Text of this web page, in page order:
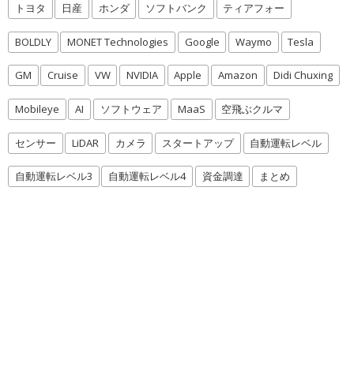
トヨタ 日産 ホンダ ソフトバンク ティアフォー
BOLDLY MONET Technologies Google Waymo Tesla
GM Cruise VW NVIDIA Apple Amazon Didi Chuxing
Mobileye AI ソフトウェア MaaS 空飛ぶクルマ
センサー LiDAR カメラ スタートアップ 自動運転レベル
自動運転レベル3 自動運転レベル4 資金調達 まとめ